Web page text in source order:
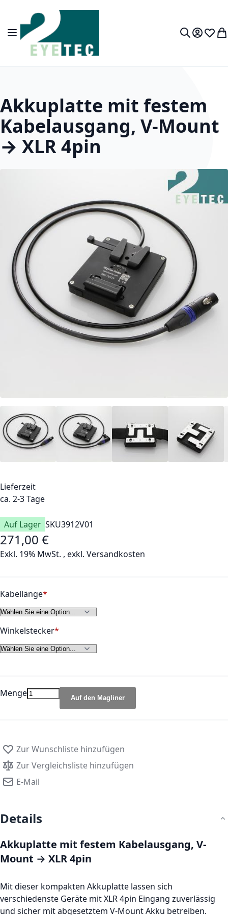
Zum Inhalt springen
Navigation umschalten Mein
Akkuplatte mit festem
Kabelausgang, V-Mount
→ XLR 4pin
Lieferzeit
ca. 2-3 Tage
Auf Lager SKU3912V01
271,00 €
Exkl. 19% MwSt. , exkl. Versandkosten
Kabellänge
Winkelstecker
Menge Auf den Magliner
Zur Wunschliste hinzufügen
Zur Vergleichsliste hinzufügen
E-Mail
Details
Akkuplatte mit festem Kabelausgang, V-
Mount → XLR 4pin
Mit dieser kompakten Akkuplatte lassen sich
verschiedenste Geräte mit XLR 4pin Eingang zuverlässig
und sicher mit abgesetztem V-Mount Akku betreiben.